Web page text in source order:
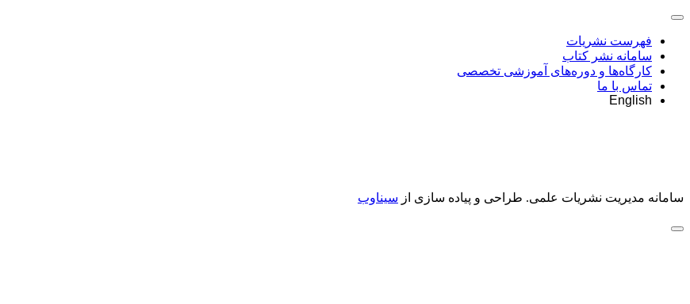
فهرست نشریات
سامانه نشر کتاب
کارگاه‌ها و دوره‌های آموزشی تخصصی
تماس با ما
English
سامانه مدیریت نشریات علمی. طراحی و پیاده سازی از سیناوب